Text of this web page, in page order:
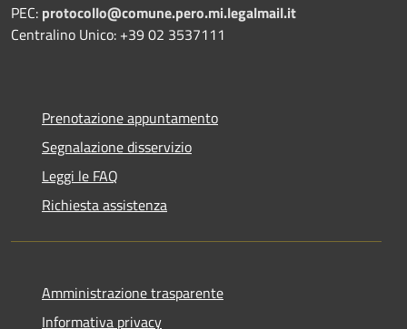
PEC: protocollo@comune.pero.mi.legalmail.it
Centralino Unico: +39 02 3537111
Prenotazione appuntamento
Segnalazione disservizio
Leggi le FAQ
Richiesta assistenza
Amministrazione trasparente
Informativa privacy